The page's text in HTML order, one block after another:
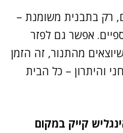
רק בתבנית משומנת –
אפשר גם לפזר
מהתנור, זה הזמן
והיתרון – כל הבית
קייק במקום